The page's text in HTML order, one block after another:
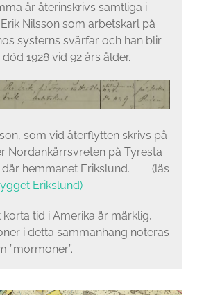
år återinskrivs samtliga i
Nilsson som arbetskarl på
systerns svärfar och han blir
1928 vid 92 års ålder.
som vid återflytten skrivs på
Nordankärrsvreten på Tyresta
där hemmanet Erikslund. (läs
Erikslund)
tid i Amerika är märklig,
i detta sammanhang noteras
”mormoner”.